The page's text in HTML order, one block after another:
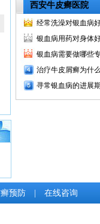
西安牛皮癣医院
经常洗澡对银血病
银血病用药对身体
银血病需要做哪些
治疗牛皮屑癣为什
寻常银血病的进展
预防 在线咨询